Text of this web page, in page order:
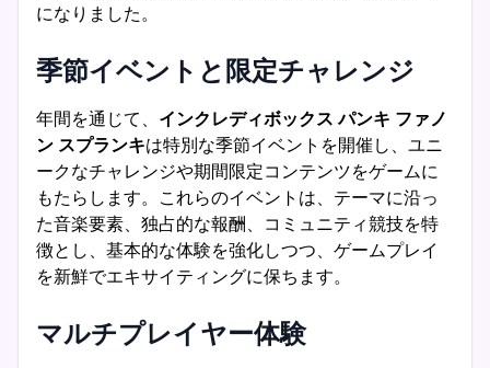
になりました。
季節イベントと限定チャレンジ
年間を通じて、 インクレディボックス パンキ ファノ
ン スプランキは特別な季節イベントを開催し、ユニ
ークなチャレンジや期間限定コンテンツをゲームに
もたらします。これらのイベントは、テーマに沿っ
た音楽要素、独占的な報酬、コミュニティ競技を特
徴とし、基本的な体験を強化しつつ、ゲームプレイ
を新鮮でエキサイティングに保ちます。
マルチプレイヤー体験